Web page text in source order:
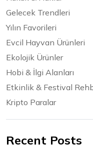
Gelecek Trendleri
Yılın Favorileri
Evcil Hayvan Ürünleri
Ekolojik Ürünler
Hobi & İlgi Alanları
Etkinlik & Festival
Kripto Paralar
Recent Posts